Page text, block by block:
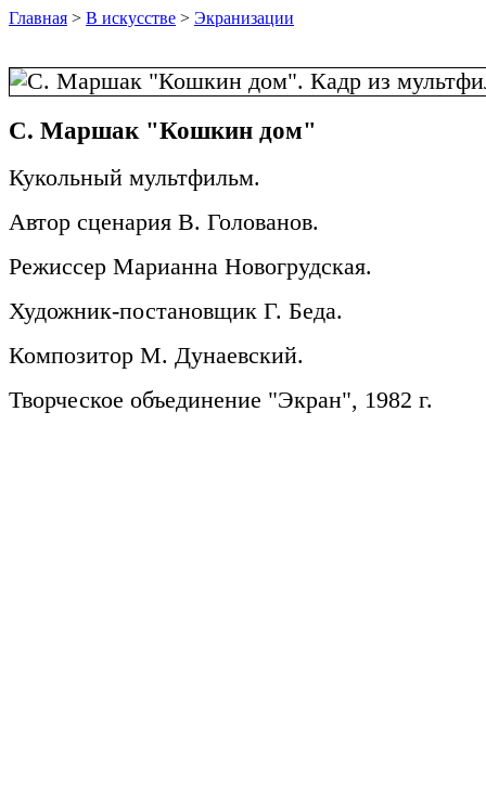
Главная > В искусстве > Экранизации
С. Маршак "Кошкин дом"
Кукольный мультфильм.
Автор сценария В. Голованов.
Режиссер Марианна Новогрудская.
Художник-постановщик Г. Беда.
Композитор М. Дунаевский.
Творческое объединение "Экран", 1982 г.